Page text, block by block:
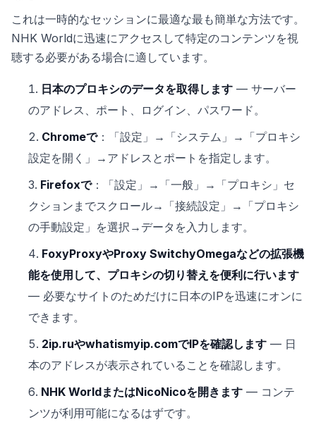
これは一時的なセッションに最適な最も簡単な方法です。
NHK Worldに迅速にアクセスして特定のコンテンツを視
聴する必要がある場合に適しています。
日本のプロキシのデータを取得します — サーバー
のアドレス、ポート、ログイン、パスワード。
Chromeで：「設定」→「システム」→「プロキシ
設定を開く」→アドレスとポートを指定します。
Firefoxで：「設定」→「一般」→「プロキシ」セ
クションまでスクロール→「接続設定」→「プロキシ
の手動設定」を選択→データを入力します。
FoxyProxyやProxy SwitchyOmegaなどの拡張機
能を使用して、プロキシの切り替えを便利に行います
— 必要なサイトのためだけに日本のIPを迅速にオンに
できます。
2ip.ruやwhatismyip.comでIPを確認します — 日
本のアドレスが表示されていることを確認します。
NHK WorldまたはNicoNicoを開きます — コンテ
ンツが利用可能になるはずです。